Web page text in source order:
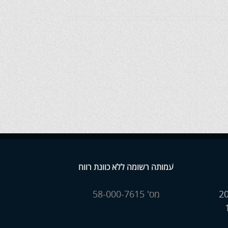
עמותה רשומה ללא כוונת רווח
מס' 58-000-7615